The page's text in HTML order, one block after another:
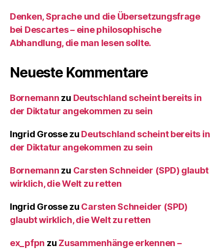
Denken, Sprache und die Übersetzungsfrage
bei Descartes – eine philosophische
Abhandlung, die man lesen sollte.
Neueste Kommentare
Bornemann zu Deutschland scheint bereits in
der Diktatur angekommen zu sein
Ingrid Grossezu Deutschland scheint bereits in
der Diktatur angekommen zu sein
Bornemann zu Carsten Schneider (SPD) glaubt
wirklich, die Welt zu retten
Ingrid Grossezu Carsten Schneider (SPD)
glaubt wirklich, die Welt zu retten
ex_pfpn zu Zusammenhänge erkennen –